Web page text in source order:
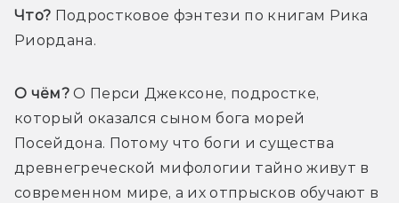
Что? Подростковое фэнтези по книгам Рика
Риордана.
О чём? О Перси Джексоне, подростке,
который оказался сыном бога морей
Посейдона. Потому что боги и существа
древнегреческой мифологии тайно живут в
современном мире, а их отпрысков обучают в